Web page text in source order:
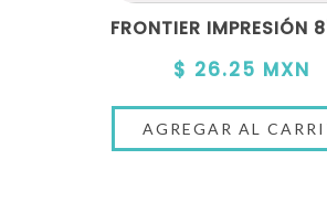
FRONTIER IMPRESIÓN
$ 26.25 MXN